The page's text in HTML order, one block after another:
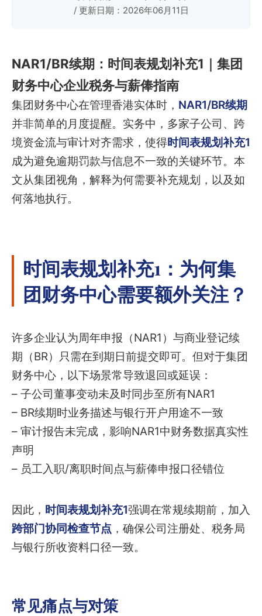
/ 更新日期：2026年06月11日
NAR1/BR续期：时间表规划补充1｜集团
财务中心企业税务与薪俸指南
集团财务中心在管理香港实体时， NAR1/BR续期
并非简单的月度提醒。实务中，多家子公司、跨
境资金流与审计对齐需求，使得时间表规划补充1
成为避免逾期罚款与信息不一致的关键环节。本
文从集团视角，解释为何需要补充规划，以及如
何落地执行。
时间表规划补充1：为何集
团财务中心需要额外关注？
许多企业认为周年申报（NAR1）与商业登记续
期（BR）只需在到期日前提交即可。但对于集团
财务中心，以下场景常导致退回或延误：
– 子公司董事变动未及时同步至所有NAR1
– BR续期时业务描述与银行开户用途不一致
– 审计报告未完成，影响NAR1中财务数据真实性
声明
– 员工入职/离职时间点与薪俸申报口径错位
因此， 时间表规划补充1强调在常规续期前，加入
跨部门协同检查节点 ，确保公司注册处、税务局
与银行所收资料口径一致。
常见痛点与对策